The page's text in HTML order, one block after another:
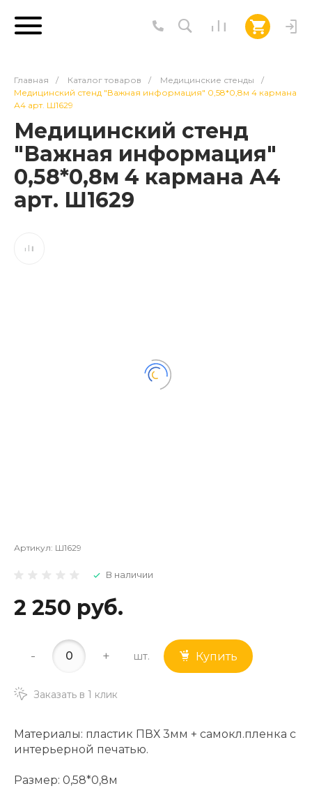
Главная / Каталог товаров / Медицинские стенды
/
Медицинский стенд "Важная информация" 0,58*0,8м 4 кармана
А4 арт. Ш1629
Медицинский стенд
"Важная информация"
0,58*0,8м 4 кармана А4
арт. Ш1629
Артикул: Ш1629
В наличии
2 250 руб.
- + шт. Купить
Заказать в 1 клик
Материалы: пластик ПВХ 3мм + самокл.пленка с
интерьерной печатью.
Размер: 0,58*0,8м